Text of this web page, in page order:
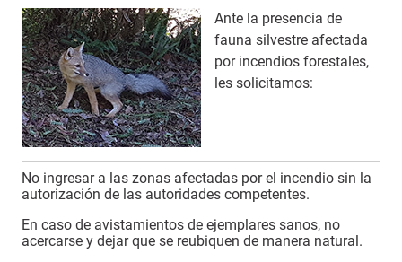
Ante la presencia de
fauna silvestre afectada
por incendios forestales,
les solicitamos:
No ingresar a las zonas afectadas por el incendio sin la
autorización de las autoridades competentes.
En caso de avistamientos de ejemplares sanos, no
acercarse y dejar que se reubiquen de manera natural.